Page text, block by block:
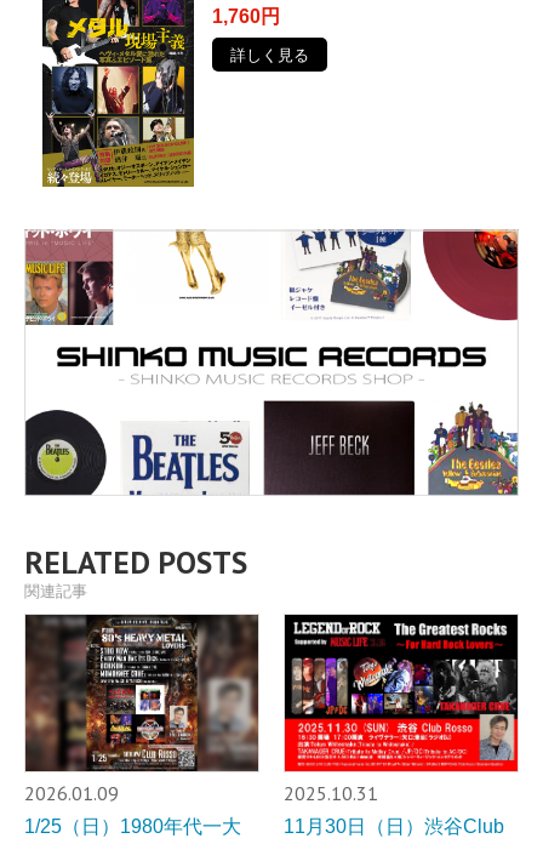
1,760円
詳しく見る
RELATED POSTS
関連記事
2026.01.09
1/25（日）1980年代一大
2025.10.31
11月30日（日）渋谷Club